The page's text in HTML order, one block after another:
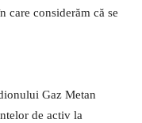
care considerăm că se
Gaz Metan
de activ la